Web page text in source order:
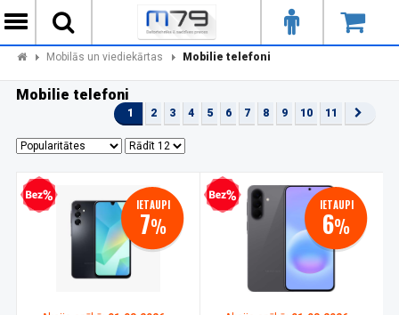
Mobilās un viediekārtas Mobilie telefoni
Mobilie telefoni
1 2 3 4 5 6 7 8 9 10 11
kredīts IETAUPI
7%
Bezprocentu kredīts IETAUPI
6%